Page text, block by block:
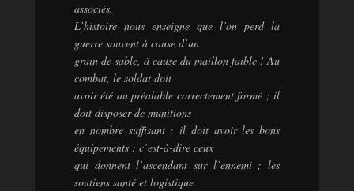
associés.
L’histoire nous enseigne que l’on perd la
guerre souvent à cause d’un
grain de sable, à cause du maillon faible ! Au
combat, le soldat doit
avoir été au préalable correctement formé ; il
doit disposer de munitions
en nombre suffisant ; il doit avoir les bons
équipements : c’est-à-dire ceux
qui donnent l’ascendant sur l’ennemi ; les
soutiens santé et logistique